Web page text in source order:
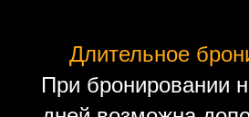
Длительное
При бронировании